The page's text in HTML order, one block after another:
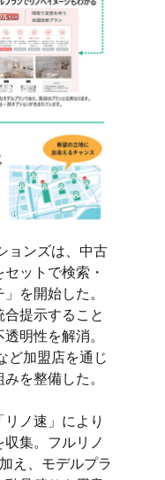
ョンズは、中古
ットで検索・
を開始した。
提示すること
明性を解消。
ど加盟店を通じ
を整備した。
ノ速」により
集。フルリノ
え、モデルプラ